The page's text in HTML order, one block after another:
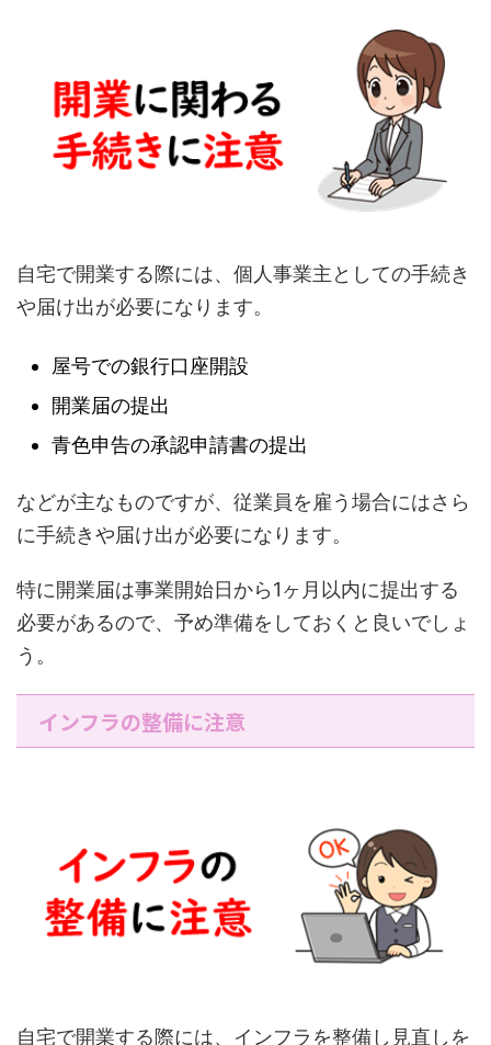
自宅で開業する際には、個人事業主としての手続き
や届け出が必要になります。
屋号での銀行口座開設
開業届の提出
青色申告の承認申請書の提出
などが主なものですが、従業員を雇う場合にはさら
に手続きや届け出が必要になります。
特に開業届は事業開始日から1ヶ月以内に提出する
必要があるので、予め準備をしておくと良いでしょ
う。
インフラの整備に注意
自宅で開業する際には、インフラを整備し見直しを